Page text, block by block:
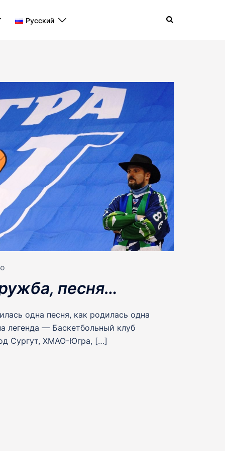
Русский Поиск
песня…
одна песня, как родилась одна
легенда — Баскетбольный клуб
Сургут, ХМАО-Югра, […]